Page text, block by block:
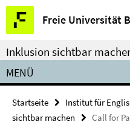
Springe
direkt
zu
Inhalt
Freie Universität
Service-
Navigation
Inklusion sichtbar
MENÜ
Startseite Institut für
sichtbar machen
Call for